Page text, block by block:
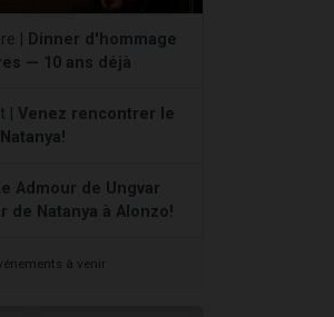
|
Dinner d'hommage
— 10 ans déjà
| Venez rencontrer le
Admour de Ungvar
de Natanya à Alonzo!
à venir